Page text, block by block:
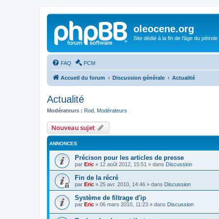
oleocene.org
Site dédié à la fin de l'âge du pétrole
FAQ PCM
Accueil du forum Discussion générale Actualité
Actualité
Modérateurs : Rod Modérateurs
Nouveau sujet
ANNONCES
Précison pour les articles de presse
par Eric » 12 août 2012, 15:51 » dans Discussion
Fin de la récré
par Eric » 25 avr. 2010, 14:46 » dans Discussion
Système de filtrage d'ip
par Eric » 06 mars 2010, 11:23 » dans Discussion